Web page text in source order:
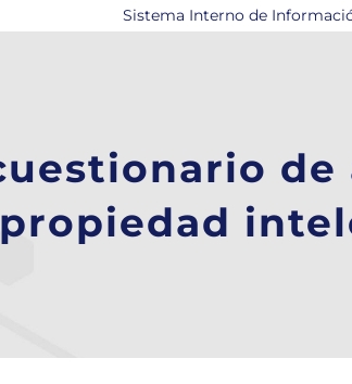
Sistema Interno de
propiedad